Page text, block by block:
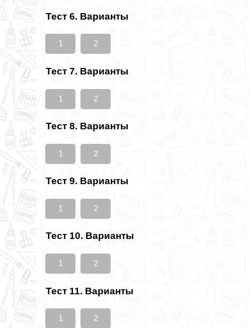
Тест 6. Варианты
1 2
Тест 7. Варианты
1 2
Тест 8. Варианты
1 2
Тест 9. Варианты
1 2
Тест 10. Варианты
1 2
Тест 11. Варианты
1 2